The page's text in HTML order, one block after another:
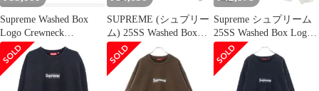
Supreme Washed Box
Logo Crewneck
"BLACK"
SUPREME (シュプリー
ム) 25SS Washed Box
Logo Crewneck ウォッ
シュド ボックスロゴ ク
ルーネック スウェット
トレーナー ホワイト
Supreme シュプリーム
25SS Washed Box Logo
Crewneck ウォッシュド
ボックスロゴ クルーネ
ック スウェット ホワイ
ト系 L【極上美品】